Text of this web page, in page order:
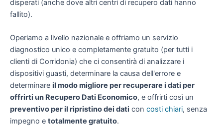
disperati (anche dove altri centri di recupero dati hanno
fallito).
Operiamo a livello nazionale e offriamo un servizio
diagnostico unico e completamente gratuito (per tutti i
clienti di Corridonia) che ci consentirà di analizzare i
dispositivi guasti, determinare la causa dell'errore e
determinare il modo migliore per recuperare i dati per
offrirti un Recupero Dati Economico, e offrirti così un
preventivo per il ripristino dei dati con costi chiari, senza
impegno e totalmente gratuito.